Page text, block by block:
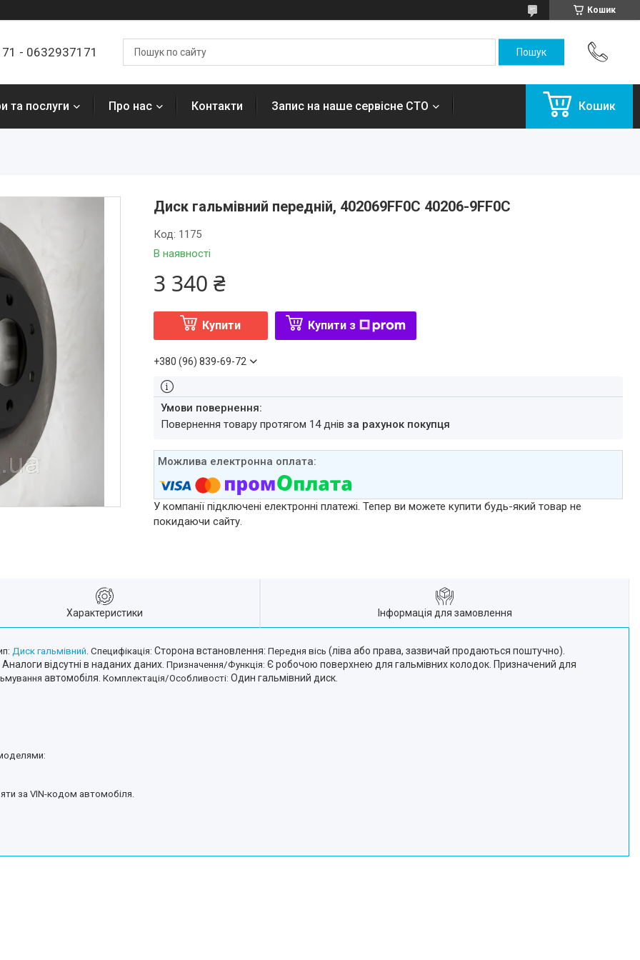
Кошик
- 0632937171
та послуги Про нас Контакти Запис на наше сервісне СТО Кошик
Диск гальмівний передній, 402069FF0C 40206-9FF0C
В наявності
Код: 1175
3 340 ₴
Купити Купити з
+380 (96) 839-69-72
повернення товару протягом 14 днів за рахунок покупця
У компанії підключені електронні платежі. Тепер ви можете купити будь-який товар не
покидаючи сайту.
Характеристики Інформація для замовлення
Диск гальмівний. Специфікація: Сторона встановлення: Передня вісь (ліва або права, зазвичай продаються поштучно).
Аналоги відсутні в наданих даних. Призначення/Функція: Є робочою поверхнею для гальмівних колодок. Призначений для
автомобіля. Комплектація/Особливості: Один гальмівний диск.
за VIN-кодом автомобіля.